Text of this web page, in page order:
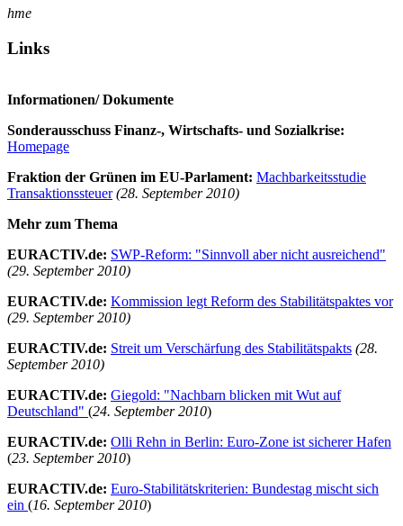
hme
Links
Informationen/ Dokumente
Sonderausschuss Finanz-, Wirtschafts- und Sozialkrise:
Homepage
Fraktion der Grünen im EU-Parlament: Machbarkeitsstudie
Transaktionssteuer (28. September 2010)
Mehr zum Thema
EURACTIV.de: SWP-Reform: "Sinnvoll aber nicht ausreichend"
(29. September 2010)
EURACTIV.de: Kommission legt Reform des Stabilitätspaktes vor
(29. September 2010)
EURACTIV.de: Streit um Verschärfung des Stabilitätspakts (28.
September 2010)
EURACTIV.de: Giegold: "Nachbarn blicken mit Wut auf
Deutschland" (24. September 2010)
EURACTIV.de: Olli Rehn in Berlin: Euro-Zone ist sicherer Hafen
(23. September 2010)
EURACTIV.de: Euro-Stabilitätskriterien: Bundestag mischt sich
ein (16. September 2010)